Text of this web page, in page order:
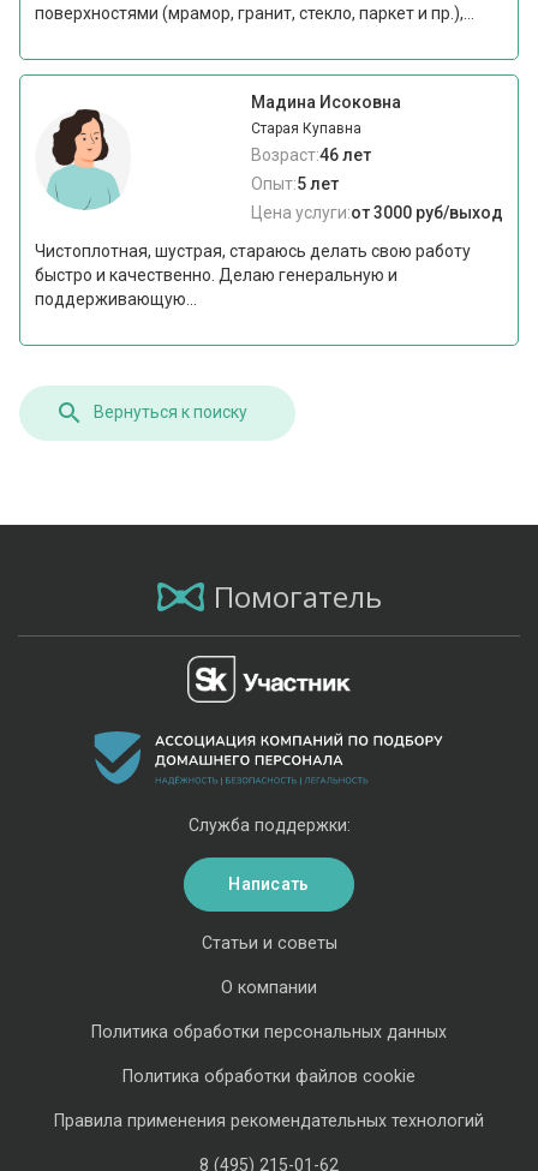
поверхностями (мрамор, гранит, стекло, паркет и пр.),...
Мадина Исоковна
Старая Купавна
Возраст:46 лет
Опыт:5 лет
Цена услуги:от 3000 руб/выход
Чистоплотная, шустрая, стараюсь делать свою работу
быстро и качественно. Делаю генеральную и
поддерживающую...
Вернуться к поиску
Помогатель
Статьи и советы
О компании
Политика обработки персональных данных
Политика обработки файлов cookie
Правила применения рекомендательных технологий
8 (495) 215-01-62
Служба поддержки:
Написать